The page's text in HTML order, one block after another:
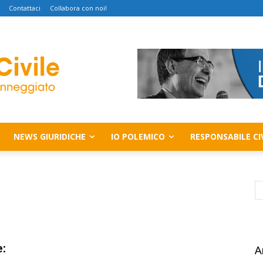
Contattaci Collabora con noi!
NEWS GIURIDICHE IO POLEMICO RESPONSABILE